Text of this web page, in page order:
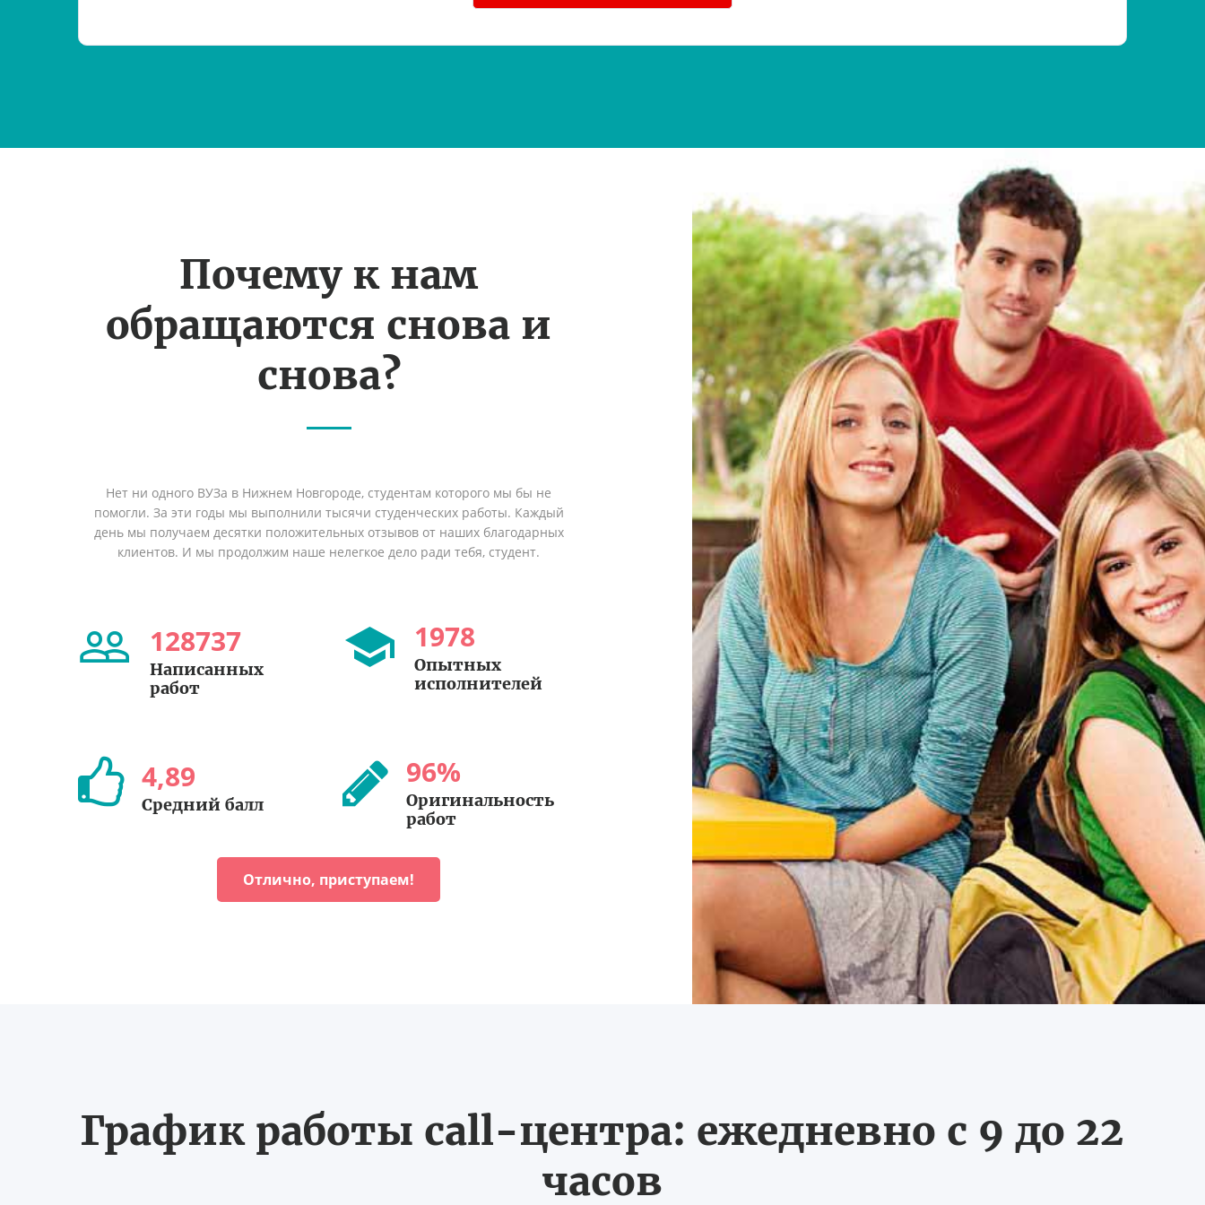
Почему к нам
обращаются снова и
снова?
Нет ни одного ВУЗа в Нижнем Новгороде, студентам которого мы бы не
помогли. За эти годы мы выполнили тысячи студенческих работы. Каждый
день мы получаем десятки положительных отзывов от наших благодарных
клиентов. И мы продолжим наше нелегкое дело ради тебя, студент.
128737
Написанных
работ
1978
Опытных
исполнителей
4,89
Средний балл
96%
Оригинальность
работ
Отлично, приступаем!
График работы call-центра: ежедневно с 9 до 22
часов